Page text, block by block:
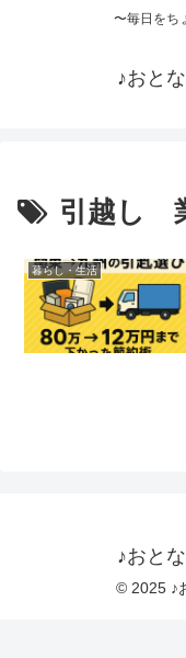
〜毎日をち
♪おと
引越し
暮らし・生活
♪おと
© 2025 ♪